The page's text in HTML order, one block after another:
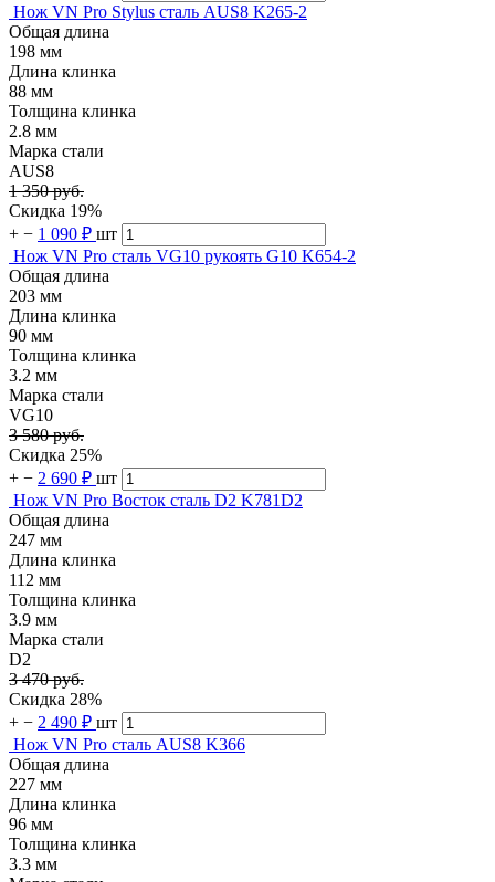
Нож VN Pro Stylus сталь AUS8 K265-2
Общая длина
198 мм
Длина клинка
88 мм
Толщина клинка
2.8 мм
Марка стали
AUS8
1 350 руб.
Скидка 19%
+ − 1 090 ₽ шт
Нож VN Pro сталь VG10 рукоять G10 K654-2
Общая длина
203 мм
Длина клинка
90 мм
Толщина клинка
3.2 мм
Марка стали
VG10
3 580 руб.
Скидка 25%
+ − 2 690 ₽ шт
Нож VN Pro Восток сталь D2 K781D2
Общая длина
247 мм
Длина клинка
112 мм
Толщина клинка
3.9 мм
Марка стали
D2
3 470 руб.
Скидка 28%
+ − 2 490 ₽ шт
Нож VN Pro сталь AUS8 K366
Общая длина
227 мм
Длина клинка
96 мм
Толщина клинка
3.3 мм